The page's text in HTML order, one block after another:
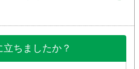
ちましたか？